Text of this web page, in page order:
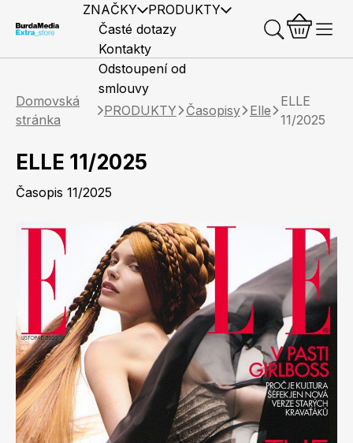
ZNAČKY PRODUKTY
Marianne Elle Decoration
Knihy Merch
Časté dotazy
Kontakty
Odstoupení od
smlouvy
Domovská
stránka
PRODUKTY Časopisy Elle
ELLE
11/2025
ELLE 11/2025
Časopis 11/2025